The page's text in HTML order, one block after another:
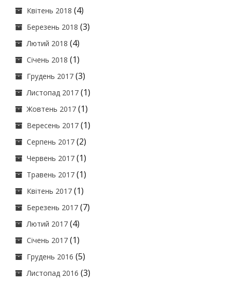
Квітень 2018 (4)
Березень 2018 (3)
Лютий 2018 (4)
Січень 2018 (1)
Грудень 2017 (3)
Листопад 2017 (1)
Жовтень 2017 (1)
Вересень 2017 (1)
Серпень 2017 (2)
Червень 2017 (1)
Травень 2017 (1)
Квітень 2017 (1)
Березень 2017 (7)
Лютий 2017 (4)
Січень 2017 (1)
Грудень 2016 (5)
Листопад 2016 (3)